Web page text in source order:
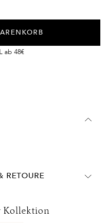
ab 48€
RETOURE
Kollektion